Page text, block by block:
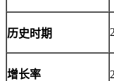
历史时期
增长率